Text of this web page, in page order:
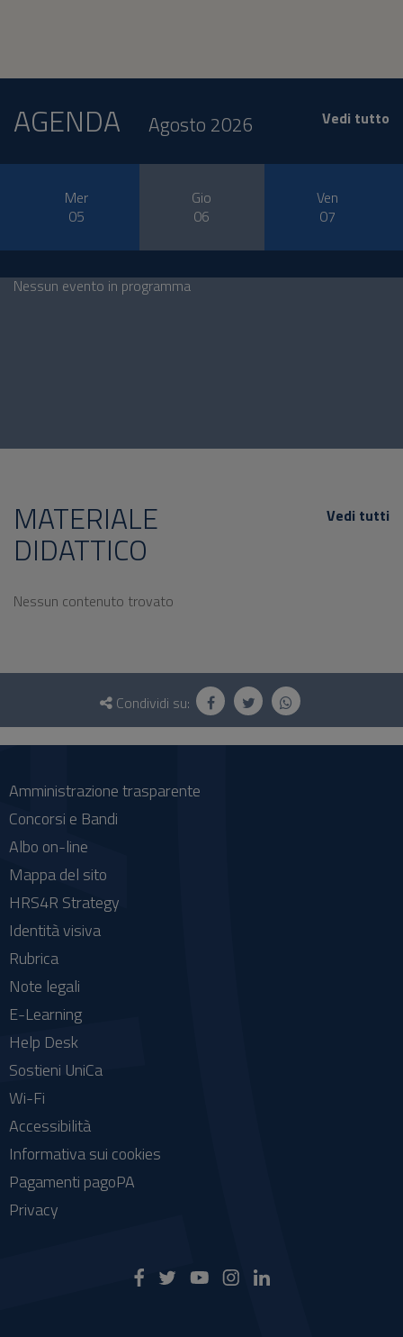
AGENDA Agosto 2026 Vedi tutto
Mer
05
Gio
06
Ven
07
Nessun evento in programma
MATERIALE
DIDATTICO
Vedi tutti
Nessun contenuto trovato
Questionario
social
Condividi su:
Amministrazione trasparente
Concorsi e Bandi
Albo on-line
Mappa del sito
HRS4R Strategy
Identità visiva
Rubrica
Note legali
E-Learning
Help Desk
Sostieni UniCa
Wi-Fi
Accessibilità
Informativa sui cookies
Pagamenti pagoPA
Privacy